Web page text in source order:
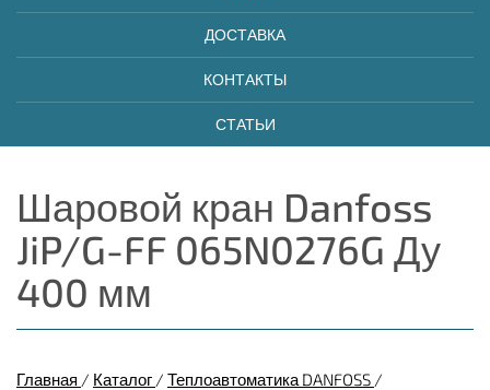
ДОСТАВКА
КОНТАКТЫ
СТАТЬИ
Шаровой кран Danfoss
JiP/G-FF 065N0276G Ду
400 мм
Главная / Каталог / Теплоавтоматика DANFOSS /